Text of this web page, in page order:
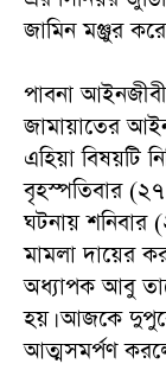
জামিন মঞ্জুর
‎পাবনা
জামায়াতের
এহিয়া বিষয়টি
বৃহস্পতিবার (২৭
ঘটনায় শনিবার
মামলা দায়ের
অধ্যাপক আবু
হয়। আজকে
আত্মসমর্পণ